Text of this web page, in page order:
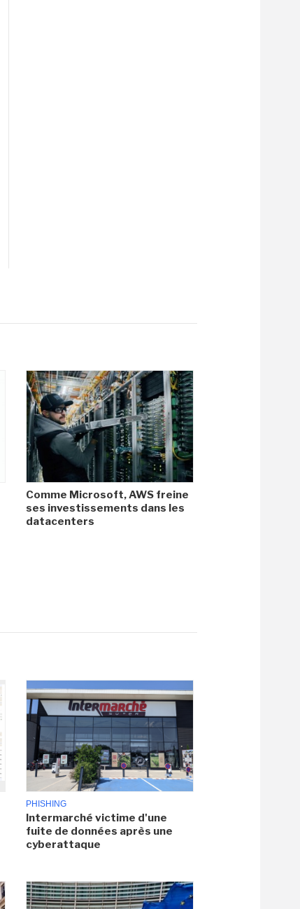
Comme Microsoft, AWS freine
ses investissements dans les
datacenters
PHISHING
Intermarché victime d'une
fuite de données après une
cyberattaque